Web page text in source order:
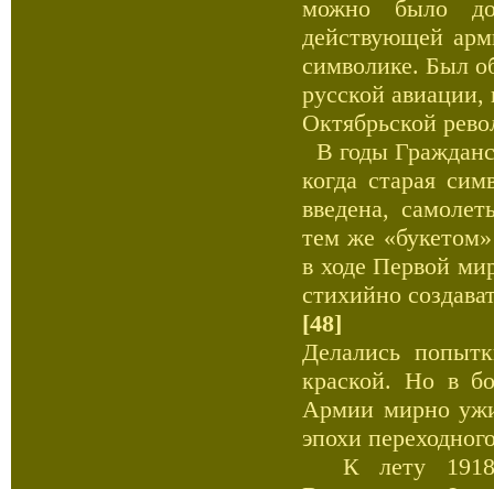
можно было
действующей
символике. Был
русской авиации,
Октябрьской
В годы
когда старая
введена,
тем же
в ходе Первой
стихийно
[48]
Делались
краской. Но в
Армии мирно
эпохи
К лету 1918